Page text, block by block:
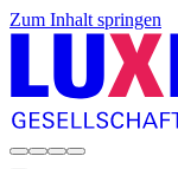
Zum Inhalt springen